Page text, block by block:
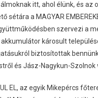
itt, ahol élünk, és az
sétára a MAGYAR
szervezi a
károsult
biztosítottak
és Jász-Nagykun-Szolnok
EL, az egyik Mikepércs